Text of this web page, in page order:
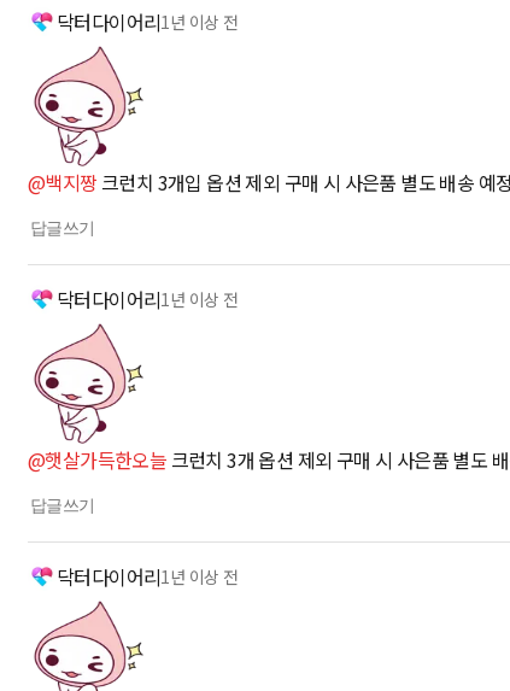
닥터다이어리1년 이상 전
@백지짱 크런치 3개입 옵션 제외 구매 시 사은품 별도 배송
답글쓰기
닥터다이어리1년 이상 전
@햇살가득한오늘 크런치 3개 옵션 제외 구매 시 사은품 별도
답글쓰기
닥터다이어리1년 이상 전